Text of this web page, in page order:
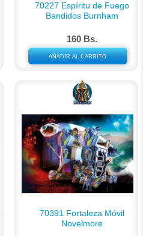
70227 Espíritu de Fuego
Bandidos Burnham
160 Bs.
AÑADIR AL CARRITO
70391 Fortaleza Móvil
Novelmore